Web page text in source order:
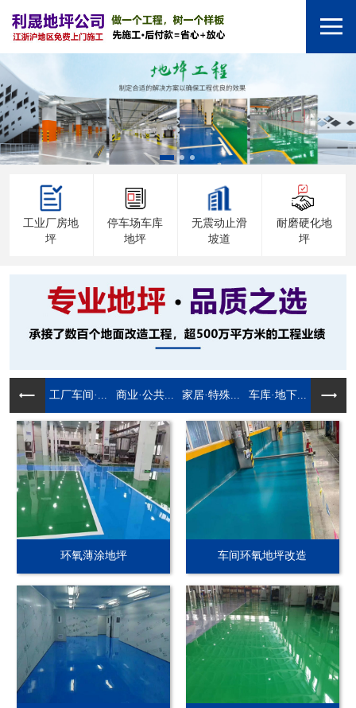
工业厂房地
坪
停车场车库
地坪
无震动止滑
坡道
耐磨硬化地
坪
工厂车间·... 商业·公共... 家居·特殊... 车库·地下...
环氧薄涂地坪 车间环氧地坪改造